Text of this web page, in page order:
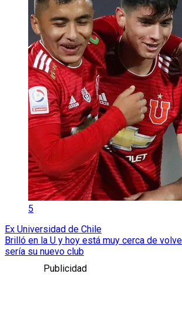
5
Ex Universidad de Chile
Brilló en la U y hoy está muy cerca de
sería su nuevo club
Publicidad